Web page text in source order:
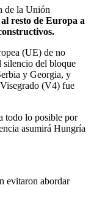
de la Unión
resto de Europa a
(UE) de no
silencio del bloque
y Georgia, y
(V4) fue
todo lo posible por
asumirá Hungría
evitaron abordar